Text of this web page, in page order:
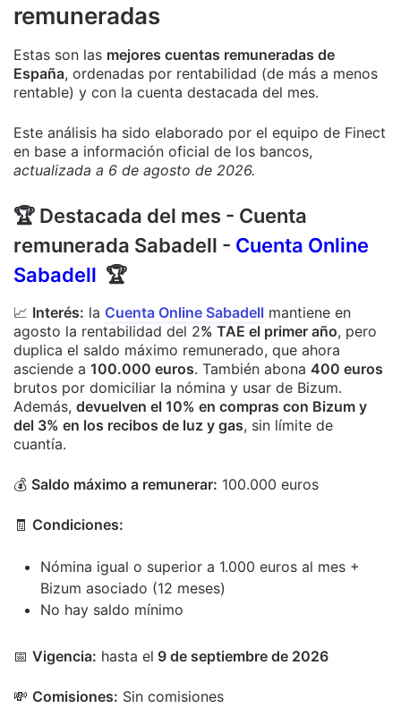
remuneradas
Estas son las mejores cuentas remuneradas de
España, ordenadas por rentabilidad (de más a menos
rentable) y con la cuenta destacada del mes.
Este análisis ha sido elaborado por el equipo de Finect
en base a información oficial de los bancos,
actualizada a 6 de agosto de 2026.
🏆 Destacada del mes - Cuenta
remunerada Sabadell - Cuenta Online
Sabadell 🏆
📈 Interés: la Cuenta Online Sabadell mantiene en
agosto la rentabilidad del 2% TAE el primer año, pero
duplica el saldo máximo remunerado, que ahora
asciende a 100.000 euros. También abona 400 euros
brutos por domiciliar la nómina y usar de Bizum.
Además, devuelven el 10% en compras con Bizum y
del 3% en los recibos de luz y gas, sin límite de
cuantía.
💰 Saldo máximo a remunerar: 100.000 euros
🧾 Condiciones:
Nómina igual o superior a 1.000 euros al mes +
Bizum asociado (12 meses)
No hay saldo mínimo
📅 Vigencia: hasta el 9 de septiembre de 2026
💸 Comisiones: Sin comisiones